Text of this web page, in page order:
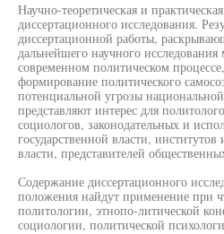
Научно-теоретическая и
диссертационного исследования.
диссертационной работы,
дальнейшего научного
современном политическом
формирование политического
потенциальной угрозы
представляют интерес для
социологов, законодательных и
государственной власти,
власти, представителей
Содержание диссертационного
положения найдут применение при
политологии, этнопо-литической
социологии, политической